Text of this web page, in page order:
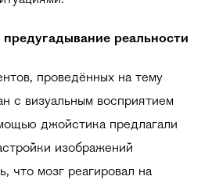
реальности
проведённых на тему
с визуальным восприятием
джойстика предлагали
изображений
что мозг реагировал на